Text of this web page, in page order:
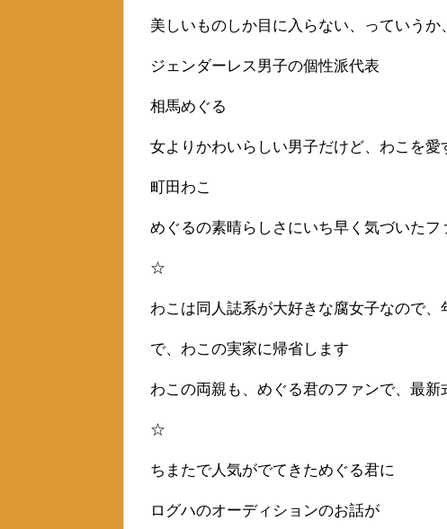
美しいものしか目に入らない、っていう
ジェンダーレス男子の個性派代表
相馬めぐる
女よりかわいらしい男子だけど、わこを
町田わこ
めぐるの素晴らしさにいち早く気づいた
☆
わこは同人誌系が大好きな腐女子なので
で、わこの実家に帰省します
わこの両親も、めぐる君のファンで、最新
☆
ちまたで人気がでてきためぐる君に
ログハのオーディションのお話が